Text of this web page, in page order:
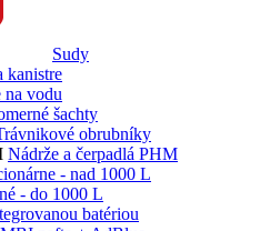
Sudy
kanistre
na vodu
šachty
obrubníky
Nádrže a čerpadlá PHM
- nad 1000 L
- do 1000 L
batériou